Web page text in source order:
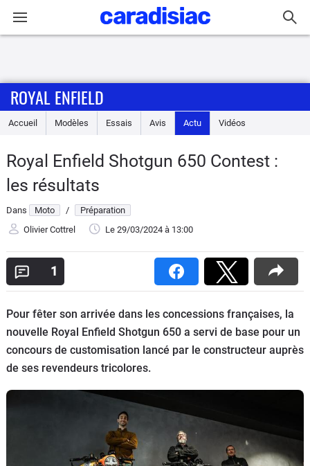
Accueil
Essais
Equipement
Forum
Scooters
&
ROYAL ENFIELD
Accueil Modèles Essais Avis Actu Vidéos
Royal Enfield Shotgun 650 Contest :
les résultats
Dans Moto /
Préparation
Olivier Cottrel
Le 29/03/2024 à 13:00
1
Pour fêter son arrivée dans les concessions françaises, la
nouvelle Royal Enfield Shotgun 650 a servi de base pour un
concours de customisation lancé par le constructeur auprès
de ses revendeurs tricolores.